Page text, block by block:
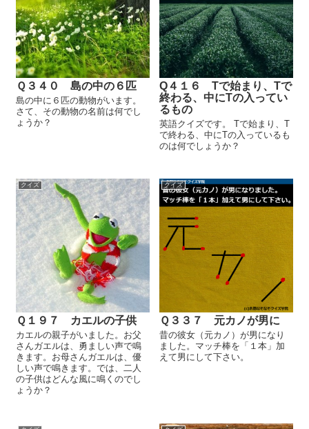
Ｑ３４０ 島の中の６匹
島の中に６匹の動物がいます。
さて、その動物の名前は何でし
ょうか？
Q４１６ Tで始まり、Tで
終わる、中にTの入ってい
るもの
英語クイズです。 Tで始まり、T
で終わる、中にTの入っているも
のは何でしょうか？
クイズ
Ｑ１９７ カエルの子供
カエルの親子がいました。お父
さんガエルは、勇ましい声で鳴
きます。お母さんガエルは、優
しい声で鳴きます。では、二人
の子供はどんな風に鳴くのでし
ょうか？
クイズ
Ｑ３３７ 元カノが男に
昔の彼女（元カノ）が男になり
ました。マッチ棒を「１本」加
えて男にして下さい。